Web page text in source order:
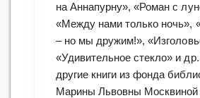
на Аннапурну», «Роман с
«Между нами только ночь»,
– но мы дружим!»,
«Удивительное стекло» и
другие книги из фонда
Марины Львовны